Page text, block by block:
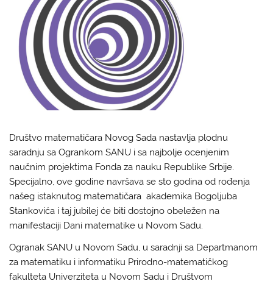
Društvo matematičara Novog Sada nastavlja plodnu
saradnju sa Ogrankom SANU i sa najbolje ocenjenim
naučnim projektima Fonda za nauku Republike Srbije.
Specijalno, ove godine navršava se sto godina od rođenja
našeg istaknutog matematičara akademika Bogoljuba
Stankovića i taj jubilej će biti dostojno obeležen na
manifestaciji Dani matematike u Novom Sadu.
Ogranak SANU u Novom Sadu, u saradnji sa Departmanom
za matematiku i informatiku Prirodno-matematičkog
fakulteta Univerziteta u Novom Sadu i Društvom